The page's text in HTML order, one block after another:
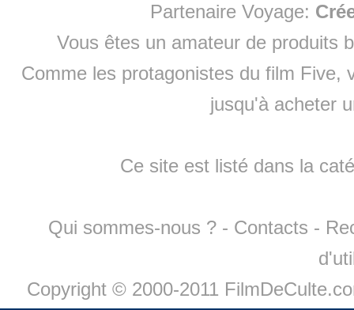
Partenaire Voyage:
Vous êtes un amateur de produits
Comme les protagonistes du film Five,
jusqu'à acheter
Ce site est listé dans la
Qui sommes-nous ? - Contacts -
Copyright © 2000-2011